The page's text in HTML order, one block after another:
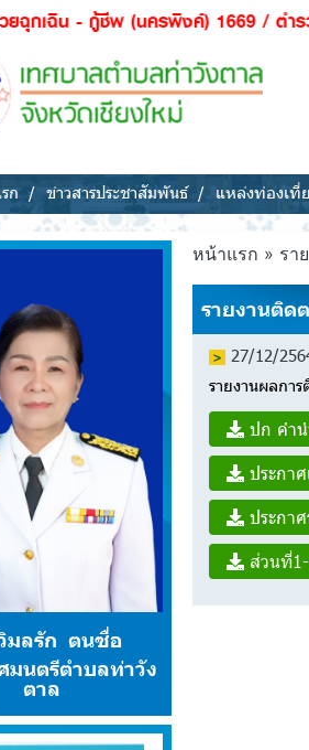
(นครพิงค์) 1669 / ตำรวจ - ฉุกเฉิน
ก ข่าวสารประชาสัมพันธ์ แหล่งท่องเที่
มลรัก ตนซื่อ
มนตรีตำบลท่าวัง
ตาล
หน้าแรก » รา
รายงานติด
27/12/
รายงานผลกา
ปก คำน
ประกาศ
ประกาศ
ส่วนที่